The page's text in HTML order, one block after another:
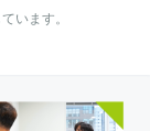
います。